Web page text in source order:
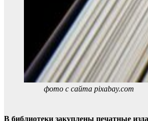
фото с сайта pixabay.com
В библиотеки закуплены печатные